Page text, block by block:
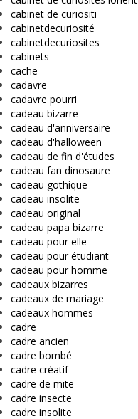
cabinet de curiositi
cabinetdecuriosité
cabinetdecuriosites
cabinets
cache
cadavre
cadavre pourri
cadeau bizarre
cadeau d'anniversaire
cadeau d'halloween
cadeau de fin d'études
cadeau fan dinosaure
cadeau gothique
cadeau insolite
cadeau original
cadeau papa bizarre
cadeau pour elle
cadeau pour étudiant
cadeau pour homme
cadeaux bizarres
cadeaux de mariage
cadeaux hommes
cadre
cadre ancien
cadre bombé
cadre créatif
cadre de mite
cadre insecte
cadre insolite